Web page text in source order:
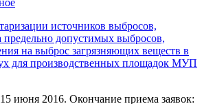
источников выбросов,
предельно допустимых выбросов,
на выброс загрязняющих веществ в
для производственных площадок МУП
июня 2016. Окончание приема заявок: